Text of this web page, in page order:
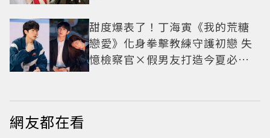
甜度爆表了！丁海寅《我的荒糖
戀愛》化身拳擊教練守護初戀 失
憶檢察官×假男友打造今夏必看
網友都在看